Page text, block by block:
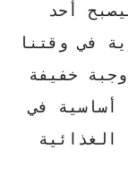
أحد
في وقتنا
خفيفة
أساسية في
الغذائية